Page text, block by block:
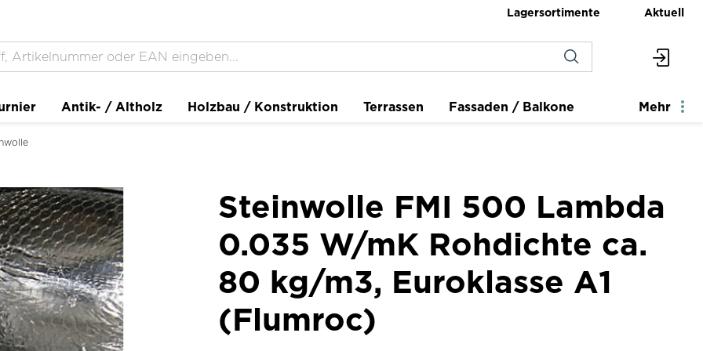
Lagersortimente Aktuell
Antik- / Altholz Holzbau / Konstruktion Terrassen Fassaden / Balkone Mehr
Steinwolle FMI 500 Lambda
0.035 W/mK Rohdichte ca.
80 kg/m3, Euroklasse A1
(Flumroc)